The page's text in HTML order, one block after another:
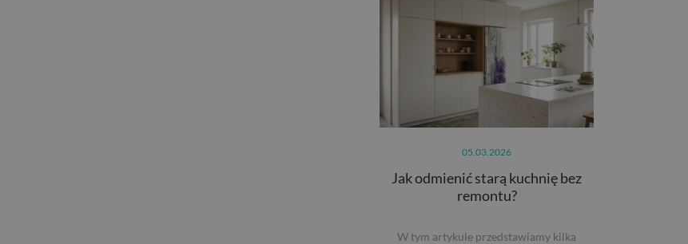
05.03.2026
Jak odmienić starą kuchnię bez
remontu?
W tym artykule przedstawiamy kilka